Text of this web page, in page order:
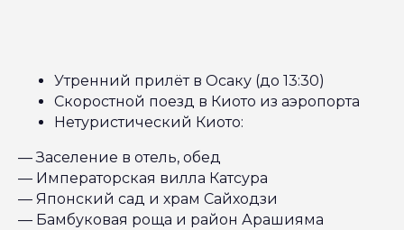
Утренний прилёт в Осаку (до 13:30)
Скоростной поезд в Киото из аэропорта
Нетуристический Киото:
— Заселение в отель, обед
— Императорская вилла Катсура
— Японский сад и храм Сайходзи
— Бамбуковая роща и район Арашияма